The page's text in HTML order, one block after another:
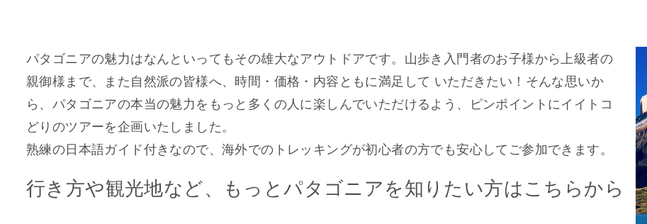
パタゴニアの魅力はなんといってもその雄大なアウトドアです。山歩き入門者のお子様から上級者の
親御様まで、また自然派の皆様へ、時間・価格・内容ともに満足して いただきたい！そんな思いか
ら、パタゴニアの本当の魅力をもっと多くの人に楽しんでいただけるよう、ピンポイントにイイトコ
どりのツアーを企画いたしました。
熟練の日本語ガイド付きなので、海外でのトレッキングが初心者の方でも安心してご参加できます。
行き方や観光地など、もっとパタゴニアを知りたい方はこちらから